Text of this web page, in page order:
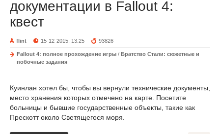
документации в Fallout 4:
квест
flint 15-12-2015, 13:25 93826
Fallout 4: полное прохождение игры / Братство Стали: сюжетные и
побочные задания
Куинлан хотел бы, чтобы вы вернули технические документы,
место хранения которых отмечено на карте. Посетите
больницы и бывшие государственные объекты, такие как
Прескотт около Светящегося моря.